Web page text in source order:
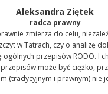
Aleksandra Ziętek
radca prawny
zmierza do celu,
w Tatrach, czy o analizę
przepisów RODO. I
przepisów może być ciężko,
(tradycyjnym i prawnym) nie